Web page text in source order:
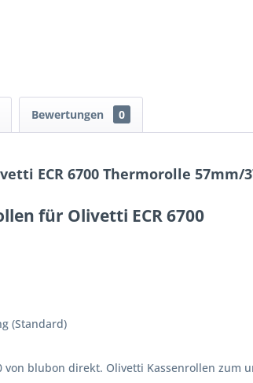
Bewertungen 0
ECR 6700 Thermorolle 57mm/
für Olivetti ECR 6700
(Standard)
von blubon direkt. Olivetti Kassenrollen